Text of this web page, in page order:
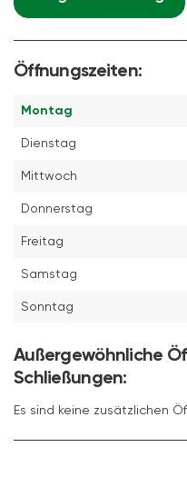
Öffnungszeiten:
Montag
Dienstag
Mittwoch
Donnerstag
Freitag
Samstag
Sonntag
Außergewöhnliche
Schließungen:
Es sind keine zusätzlichen